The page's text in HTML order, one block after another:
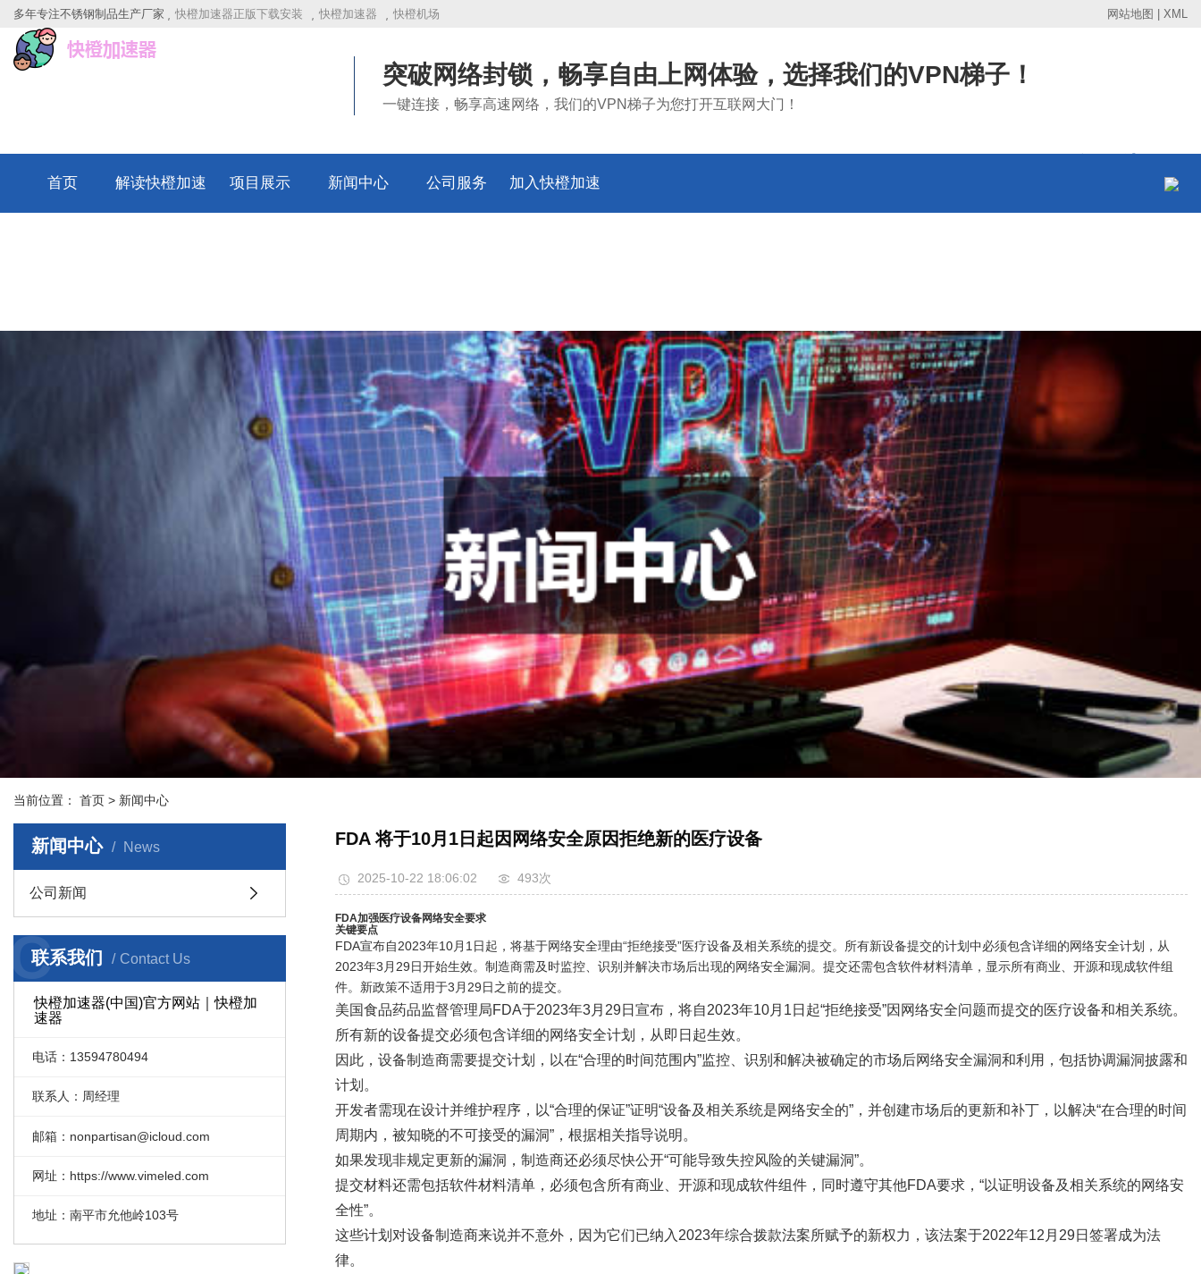
多年专注不锈钢制品生产厂家 快橙加速器正版下载安装 快橙加速器 快橙机场 网站地图 XML
突破网络封锁，畅享自由上网体验，选择我们的VPN梯子！
一键连接，畅享高速网络，我们的VPN梯子为您打开互联网大门！
13594780494
首页 解读快橙加速 项目展示 新闻中心 公司服务 加入快橙加速
当前位置： 首页 > 新闻中心
新闻中心 News
公司新闻
联系我们 Contact Us
C
快橙加速器(中国)官方网站｜快橙加
速器
电话：13594780494
联系人：周经理
邮箱：nonpartisan@icloud.com
网址：https://www.vimeled.com
地址：南平市允他岭103号
FDA 将于10月1日起因网络安全原因拒绝新的医疗设备
2025-10-22 18:06:02 493次
FDA加强医疗设备网络安全要求
关键要点
FDA宣布自2023年10月1日起，将基于网络安全理由“拒绝接受”医疗设备及相关系统的提交。所有新设备提交的计划中必须包含详细的网络安全计划，从
2023年3月29日开始生效。制造商需及时监控、识别并解决市场后出现的网络安全漏洞。提交还需包含软件材料清单，显示所有商业、开源和现成软件组
件。新政策不适用于3月29日之前的提交。
美国食品药品监督管理局FDA于2023年3月29日宣布，将自2023年10月1日起“拒绝接受”因网络安全问题而提交的医疗设备和相关系统。
所有新的设备提交必须包含详细的网络安全计划，从即日起生效。
因此，设备制造商需要提交计划，以在“合理的时间范围内”监控、识别和解决被确定的市场后网络安全漏洞和利用，包括协调漏洞披露和
计划。
开发者需现在设计并维护程序，以“合理的保证”证明“设备及相关系统是网络安全的”，并创建市场后的更新和补丁，以解决“在合理的时间
周期内，被知晓的不可接受的漏洞”，根据相关指导说明。
如果发现非规定更新的漏洞，制造商还必须尽快公开“可能导致失控风险的关键漏洞”。
提交材料还需包括软件材料清单，必须包含所有商业、开源和现成软件组件，同时遵守其他FDA要求，“以证明设备及相关系统的网络安
全性”。
这些计划对设备制造商来说并不意外，因为它们已纳入2023年综合拨款法案所赋予的新权力，该法案于2022年12月29日签署成为法
律。